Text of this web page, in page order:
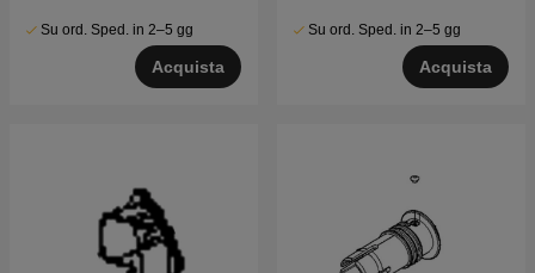
Su ord. Sped. in 2–5 gg
Acquista
Su ord. Sped. in 2–5 gg
Acquista